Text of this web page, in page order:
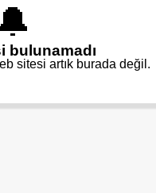
bulunamadı
sitesi artık burada değil.